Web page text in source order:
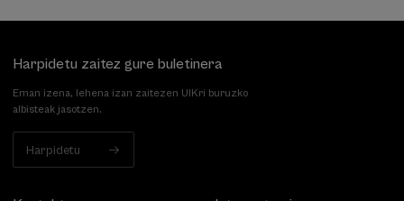
Harpidetu zaitez gure buletinera
Eman izena, lehena izan zaitezen UIKri buruzko
albisteak jasotzen.
Harpidetu